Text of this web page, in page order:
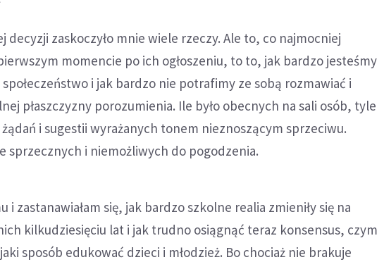
decyzji zaskoczyło mnie wiele rzeczy. Ale to, co najmocniej
momencie po ich ogłoszeniu, to to, jak bardzo jesteśmy
i jak bardzo nie potrafimy ze sobą rozmawiać i
płaszczyzny porozumienia. Ile było obecnych na sali osób, tyle
i sugestii wyrażanych tonem nieznoszącym sprzeciwu.
sprzecznych i niemożliwych do pogodzenia.
i zastanawiałam się, jak bardzo szkolne realia zmieniły się na
kilkudziesięciu lat i jak trudno osiągnąć teraz konsensus, czym
sposób edukować dzieci i młodzież. Bo chociaż nie brakuje